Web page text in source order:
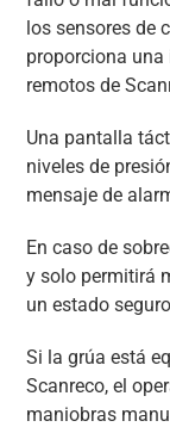
los sensores de
proporciona
remotos de
Una pantalla
niveles de
mensaje de
En caso de
y solo permitirá
un estado
Si la grúa está
Scanreco, el
maniobras